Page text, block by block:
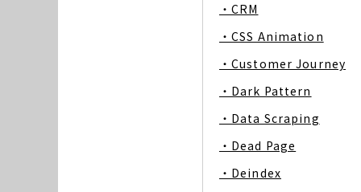
・CRM
・CSS Animation
・Customer Journey
・Dark Pattern
・Data Scraping
・Dead Page
・Deindex